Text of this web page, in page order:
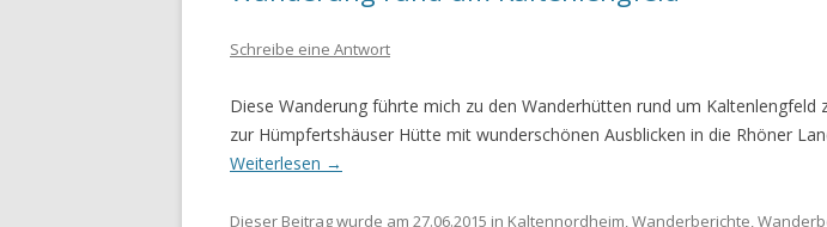
WANDERURLAUB FÜSSEN 2022
WANDERURLAUB IM OBEREN
MAINTAL
Schreibe eine Antwort
Diese Wanderung führte mich zu den Wanderhütten rund um Kaltenlengfeld
zur Hümpfertshäuser Hütte mit wunderschönen Ausblicken in die Rhöner
Weiterlesen →
Dieser Beitrag wurde am 27.06.2015 in Kaltennordheim,Wanderberichte,